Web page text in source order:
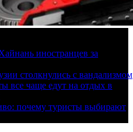
иностранцев за
столкнулись с вандализмом
все чаще едут на отдых в
почему туристы выбирают